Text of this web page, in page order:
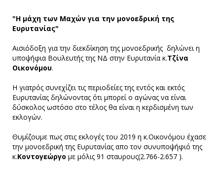
"Η μάχη των Μαχών για την μονοεδρική της
Ευρυτανίας"
Αισιόδοξη για την διεκδίκηση της μονοεδρικής δηλώνει η
υποψήφια Βουλευτής της ΝΔ στην Ευρυτανία κ.Τζίνα
Οικονόμου.
Η γιατρός συνεχίζει τις περιοδείες της εντός και εκτός
Ευρυτανίας δηλώνοντας ότι μπορεί ο αγώνας να είναι
δύσκολος ωστόσο στο τέλος θα είναι η κερδισμένη των
εκλογών.
Θυμίζουμε πως στις εκλογές του 2019 η κ.Οικονόμου έχασε
την μονοεδρική της Ευρυτανίας απο τον συνυποψήφιό της
κ.Κοντογεώργο με μόλις 91 σταυρους(2.766-2.657 ).